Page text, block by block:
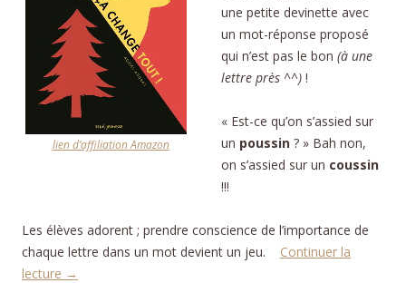
lien d’affiliation Amazon
une petite devinette avec
un mot-réponse proposé
qui n’est pas le bon (à une
lettre près ^^) !
« Est-ce qu’on s’assied sur
un poussin ? » Bah non,
on s’assied sur un coussin
!!!
Les élèves adorent ; prendre conscience de l’importance de
chaque lettre dans un mot devient un jeu. Continuer la
lecture →